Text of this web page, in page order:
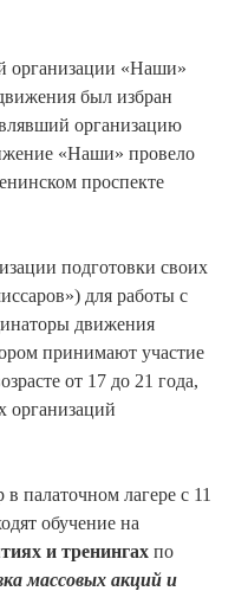
организации «Наши»
был избран
организацию
«Наши» провело
проспекте
подготовки своих
для работы с
движения
принимают участие
от 17 до 21 года,
организаций
палаточном лагере с 11
обучение на
и тренингах по
массовых акций и